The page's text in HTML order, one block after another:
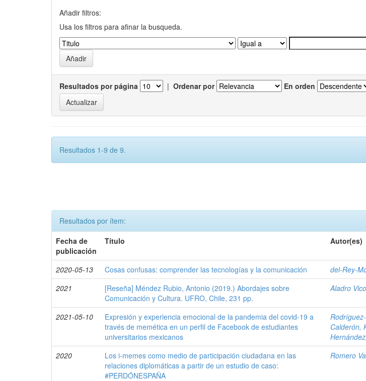
Añadir filtros:
Usa los filtros para afinar la busqueda.
Resultados por página | Ordenar por En orden
Resultados 1-9 de 9.
Resultados por ítem:
Fecha de
publicación
Título Autor(es)
2020-05-13 Cosas confusas: comprender las tecnologías y la comunicación
del-Rey-
2021
[Reseña] Méndez Rubio, Antonio (2019.) Abordajes sobre
Comunicación y Cultura. UFRO, Chile, 231 pp.
Aladro
2021-05-10
Expresión y experiencia emocional de la pandemia del covid-19 a
través de memética en un perfil de Facebook de estudiantes
universitarios mexicanos
Calderón,
2020
Los i-memes como medio de participación ciudadana en las
relaciones diplomáticas a partir de un estudio de caso:
#PERDÓNESPAÑA
Romero